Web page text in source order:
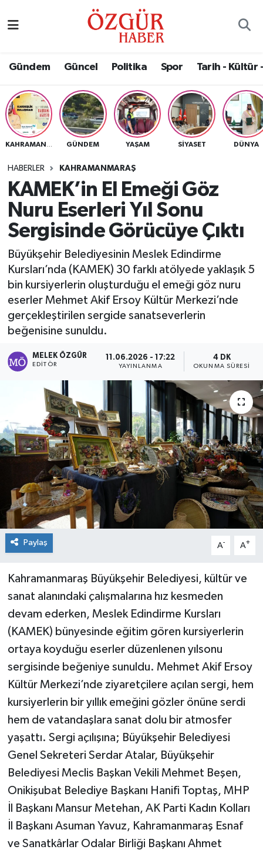
Gündem Güncel Politika Spor Tarih - Kültür
GÜNDEM YAŞAM SIYASET DÜNYA
HABERLER KAHRAMANMARAŞ
KAMEK’in El Emeği Göz
Nuru Eserleri Yıl Sonu
Sergisinde Görücüye Çıktı
Büyükşehir Belediyesinin Meslek Edindirme
Kursları’nda (KAMEK) 30 farklı atölyede yaklaşık 5
bin kursiyerlerin oluşturduğu el emeği göz nuru
eserler Mehmet Akif Ersoy Kültür Merkezi’nde
gerçekleştirilen sergide sanatseverlerin
beğenisine sunuldu.
MELEK ÖZGÜR
EDITÖR
11.06.2026 - 17:22
YAYINLANMA
4 DK
OKUNMA SÜRESI
Paylaş A- A+
Kahramanmaraş Büyükşehir Belediyesi, kültür ve
sanat alanındaki çalışmalarına hız kesmeden
devam ederken, Meslek Edindirme Kursları
(KAMEK) bünyesinde eğitim gören kursiyerlerin
ortaya koyduğu eserler düzenlenen yılsonu
sergisinde beğeniye sunuldu. Mehmet Akif Ersoy
Kültür Merkezi’nde ziyaretçilere açılan sergi, hem
kursiyerlerin bir yıllık emeğini gözler önüne serdi
hem de vatandaşlara sanat dolu bir atmosfer
yaşattı. Sergi açılışına; Büyükşehir Belediyesi
Genel Sekreteri Serdar Atalar, Büyükşehir
Belediyesi Meclis Başkan Vekili Mehmet Beşen,
Onikişubat Belediye Başkanı Hanifi Toptaş, MHP
İl Başkanı Mansur Metehan, AK Parti Kadın Kolları
İl Başkanı Asuman Yavuz, Kahramanmaraş Esnaf
ve Sanatkârlar Odalar Birliği Başkanı Ahmet
Eğitim
Ekonomi
Güncel
Gündem
Magazin
Politika
Sağlık
Spor
Nöbetçi Eczaneler
Namaz Vakitleri
Trafik Durumu
Süper Lig Puan Durumu ve Fikstür
Tüm Manşetler
Son Dakika Haberleri
Haber Arşivi